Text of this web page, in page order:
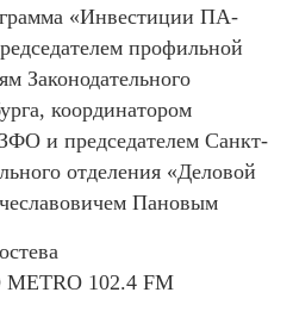
«Инвестиции ПА-
профильной
Законодательного
координатором
и председателем Санкт-
отделения «Деловой
Пановым
102.4 FM